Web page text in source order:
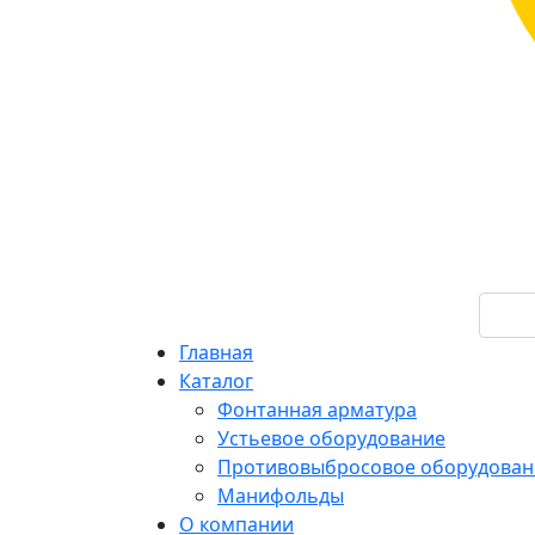
Главная
Каталог
Фонтанная арматура
Устьевое оборудование
Противовыбросовое
Манифольды
О компании